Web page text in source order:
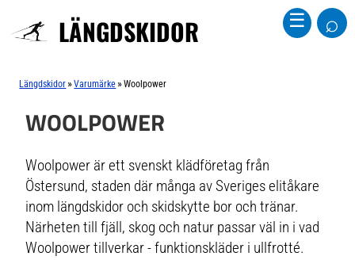
LÄNGDSKIDOR ☰ ⌕
Längdskidor »Varumärke »Woolpower
WOOLPOWER
Woolpower är ett svenskt klädföretag från
Östersund, staden där många av Sveriges elitåkare
inom längdskidor och skidskytte bor och tränar.
Närheten till fjäll, skog och natur passar väl in i vad
Woolpower tillverkar - funktionskläder i ullfrotté.